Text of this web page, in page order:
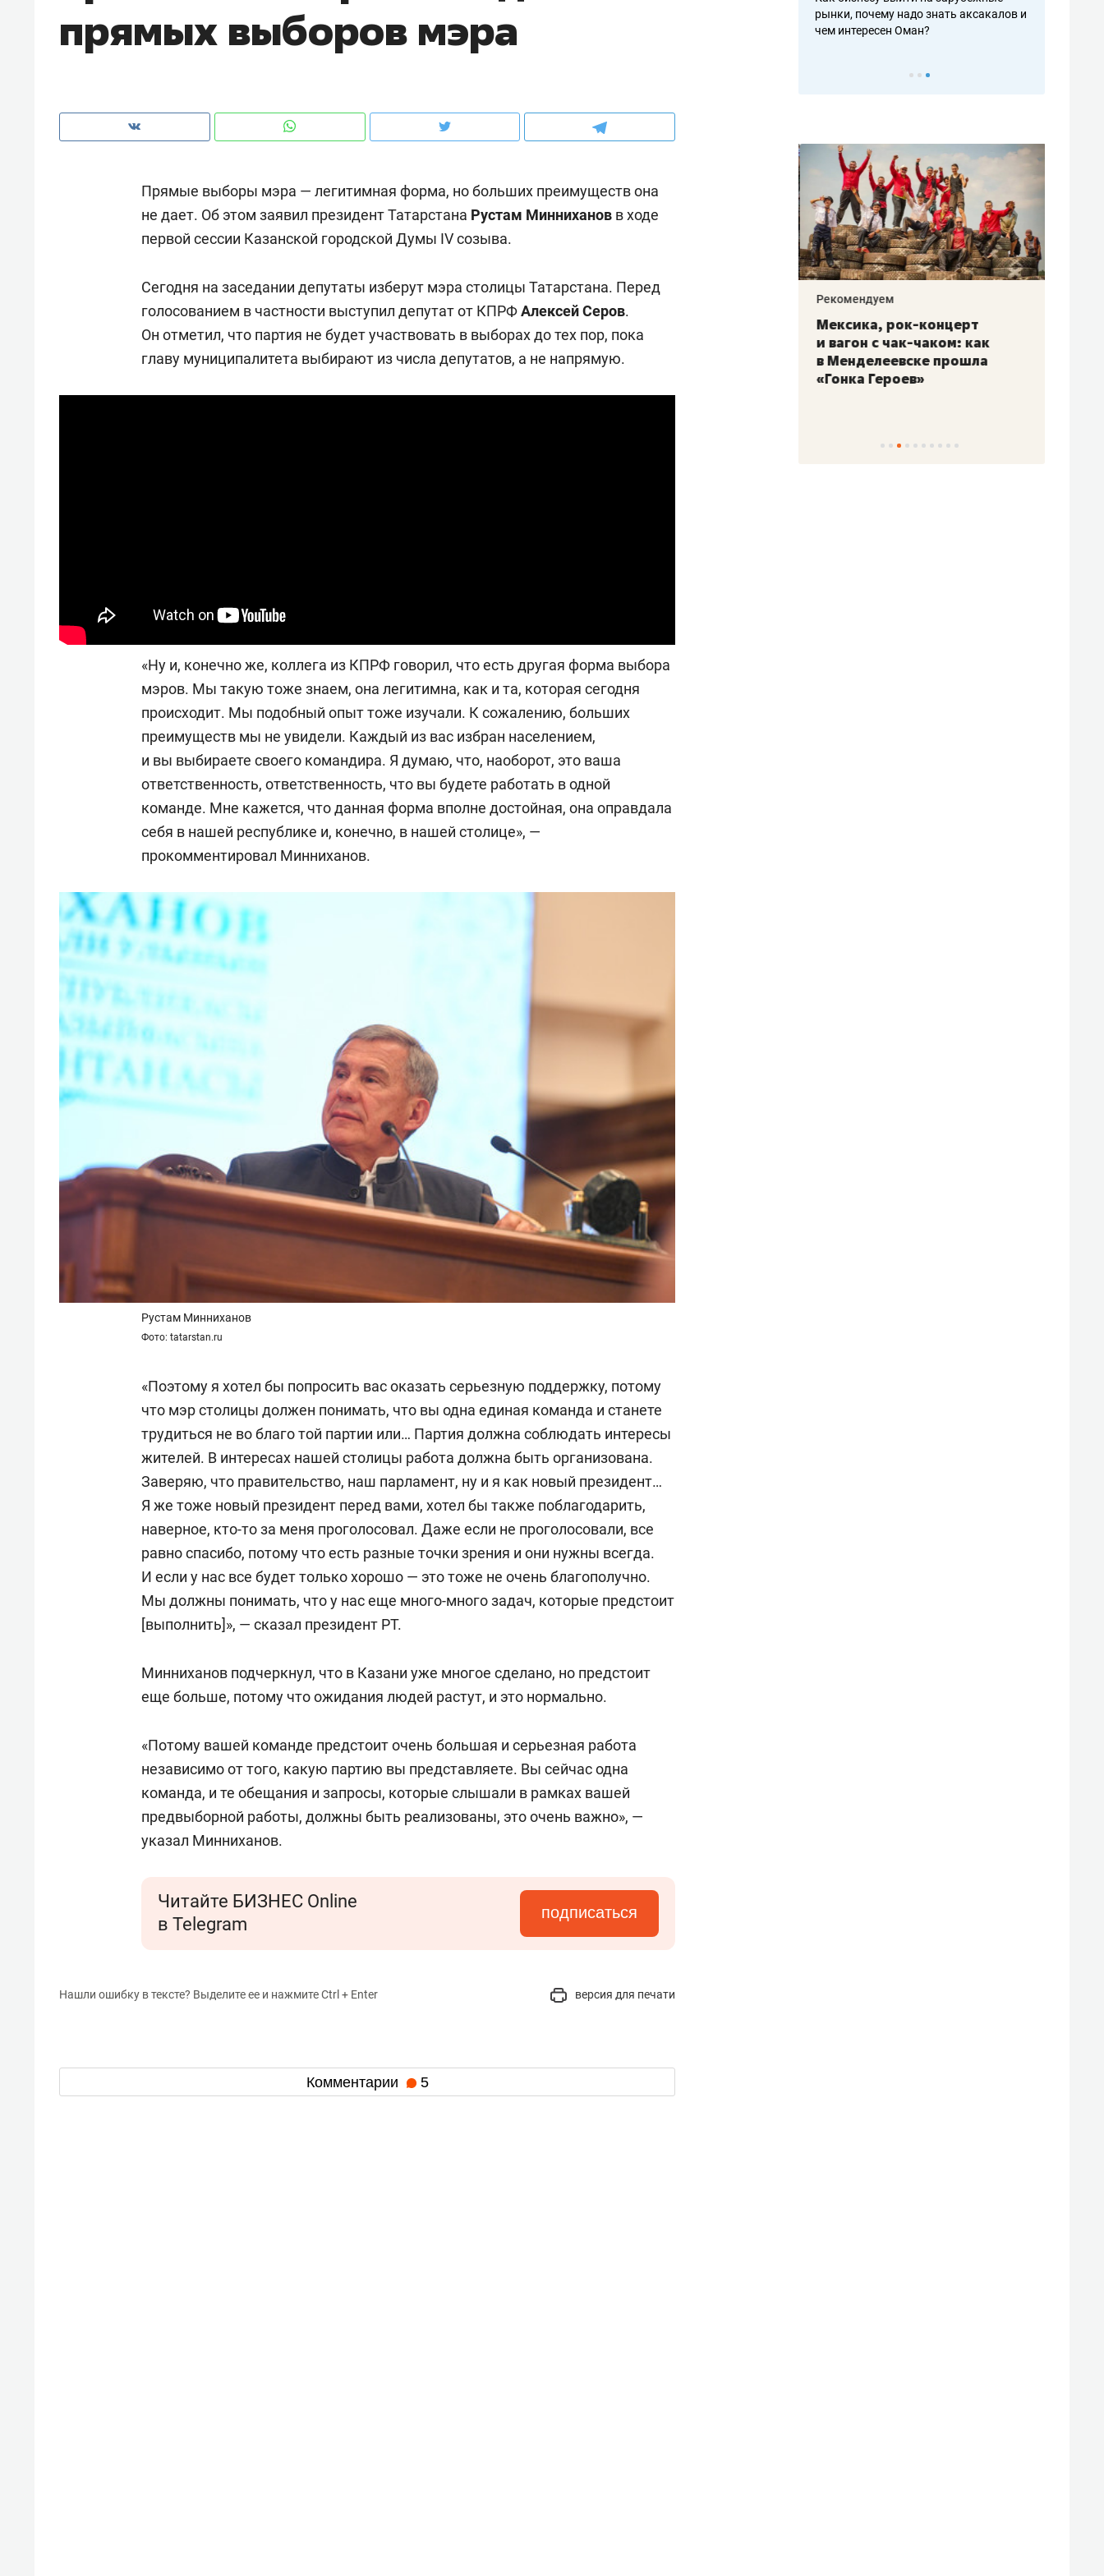
прямых выборов мэра​
Прямые выборы мэра — легитимная форма, но больших преимуществ она
не дает. Об этом заявил президент Татарстана Рустам Минниханов в ходе
первой сессии Казанской городской Думы IV созыва.
Сегодня на заседании депутаты изберут мэра столицы Татарстана. Перед
голосованием в частности выступил депутат от КПРФАлексей Серов.
Он отметил, что партия не будет участвовать в выборах до тех пор, пока
главу муниципалитета выбирают из числа депутатов, а не напрямую.
«Ну и, конечно же, коллега из КПРФ говорил, что есть другая форма выбора
мэров. Мы такую тоже знаем, она легитимна, как и та, которая сегодня
происходит. Мы подобный опыт тоже изучали. К сожалению, больших
преимуществ мы не увидели. Каждый из вас избран населением,
и вы выбираете своего командира. Я думаю, что, наоборот, это ваша
ответственность, ответственность, что вы будете работать в одной
команде. Мне кажется, что данная форма вполне достойная, она оправдала
себя в нашей республике и, конечно, в нашей столице», —
прокомментировал Минниханов.
Рустам Минниханов
Фото: tatarstan.ru
«Поэтому я хотел бы попросить вас оказать серьезную поддержку, потому
что мэр столицы должен понимать, что вы одна единая команда и станете
трудиться не во благо той партии или… Партия должна соблюдать интересы
жителей. В интересах нашей столицы работа должна быть организована.
Заверяю, что правительство, наш парламент, ну и я как новый президент…
Я же тоже новый президент перед вами, хотел бы также поблагодарить,
наверное, кто-то за меня проголосовал. Даже если не проголосовали, все
равно спасибо, потому что есть разные точки зрения и они нужны всегда.
И если у нас все будет только хорошо — это тоже не очень благополучно.
Мы должны понимать, что у нас еще много-много задач, которые предстоит
[выполнить]», — сказал президент РТ.
Минниханов подчеркнул, что в Казани уже многое сделано, но предстоит
еще больше, потому что ожидания людей растут, и это нормально.
«Потому вашей команде предстоит очень большая и серьезная работа
независимо от того, какую партию вы представляете. Вы сейчас одна
команда, и те обещания и запросы, которые слышали в рамках вашей
предвыборной работы, должны быть реализованы, это очень важно», —
указал Минниханов.
Читайте БИЗНЕС Online
в Telegram
подписаться
Нашли ошибку в тексте? Выделите ее и нажмите Ctrl + Enter версия для печати
Комментарии 5
рынки, почему надо знать аксакалов и
чем интересен Оман?
клиентах и чудных запросах мастеров
рынки, почему надо знать аксакалов и
чем интересен Оман?
создают оазис жилого
комфорта под Казанью
Рекомендуем
150 камер до квартиры и Face
ID вместо ключа: какой будет
безопасность в ЖК «Нова»
Рекомендуем
Опыт выживания в дикой
природе, работа
с ментальным и физическим
антихрупких команд
Рекомендуем
Мексика, рок-концерт
и вагон с чак-чаком: как
в Менделеевске прошла
«Гонка Героев»